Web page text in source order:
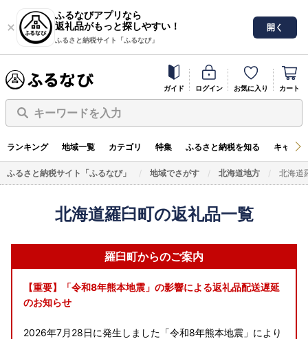
ふるなびアプリなら
返礼品がもっと探しやすい！
ふるさと納税サイト「ふるなび」
開く
ガイド ログイン お気に入り カート
キーワードを入力
ランキング 地域一覧 カテゴリ 特集 ふるさと納税を知る キャン
ふるさと納税サイト「ふるなび」 地域でさがす 北海道地方 北海道
北海道羅臼町の返礼品一覧
羅臼町からのご案内
【重要】「令和8年熊本地震」の影響による返礼品配送遅延
のお知らせ
2026年7月28日に発生しました「令和8年熊本地震」により